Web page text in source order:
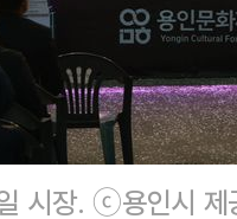
시장. ⓒ용인시 제